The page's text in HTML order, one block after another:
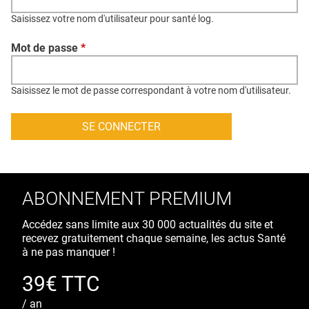
CONTACT
CRÉDITS
Saisissez votre nom d'utilisateur pour santé log.
Mot de passe *
Saisissez le mot de passe correspondant à votre nom d'utilisateur.
ABONNEMENT PREMIUM
Accédez sans limite aux 30 000 actualités du site et
recevez gratuitement chaque semaine, les actus Santé
à ne pas manquer !
39€ TTC
/ an